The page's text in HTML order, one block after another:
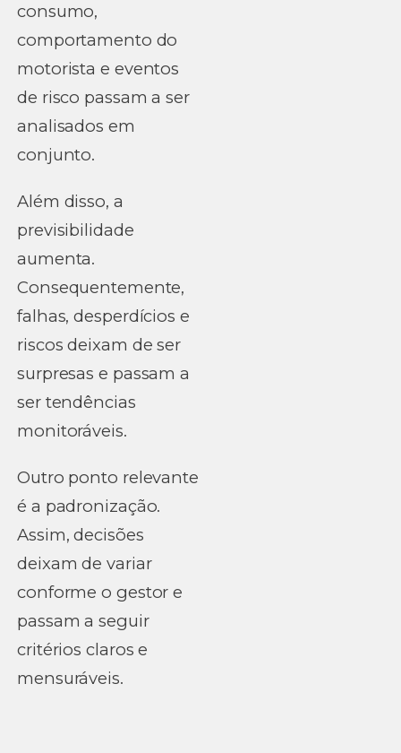
consumo,
comportamento do
motorista e eventos
de risco passam a ser
analisados em
conjunto.
Além disso, a
previsibilidade
aumenta.
Consequentemente,
falhas, desperdícios e
riscos deixam de ser
surpresas e passam a
ser tendências
monitoráveis.
Outro ponto relevante
é a padronização.
Assim, decisões
deixam de variar
conforme o gestor e
passam a seguir
critérios claros e
mensuráveis.